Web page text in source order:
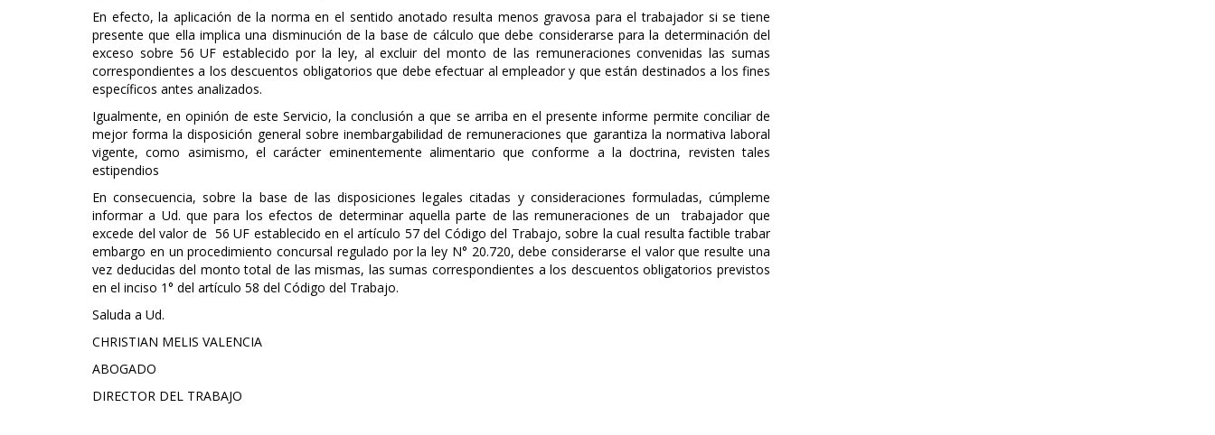
En efecto, la aplicación de la norma en el sentido anotado resulta menos gravosa para el trabajador si se tiene
presente que ella implica una disminución de la base de cálculo que debe considerarse para la determinación del
exceso sobre 56 UF establecido por la ley, al excluir del monto de las remuneraciones convenidas las sumas
correspondientes a los descuentos obligatorios que debe efectuar al empleador y que están destinados a los fines
específicos antes analizados.
Igualmente, en opinión de este Servicio, la conclusión a que se arriba en el presente informe permite conciliar de
mejor forma la disposición general sobre inembargabilidad de remuneraciones que garantiza la normativa laboral
vigente, como asimismo, el carácter eminentemente alimentario que conforme a la doctrina, revisten tales
estipendios
En consecuencia, sobre la base de las disposiciones legales citadas y consideraciones formuladas, cúmpleme
informar a Ud. que para los efectos de determinar aquella parte de las remuneraciones de un trabajador que
excede del valor de 56 UF establecido en el artículo 57 del Código del Trabajo, sobre la cual resulta factible trabar
embargo en un procedimiento concursal regulado por la ley N° 20.720, debe considerarse el valor que resulte una
vez deducidas del monto total de las mismas, las sumas correspondientes a los descuentos obligatorios previstos
en el inciso 1° del artículo 58 del Código del Trabajo.
Saluda a Ud.
CHRISTIAN MELIS VALENCIA
ABOGADO
DIRECTOR DEL TRABAJO